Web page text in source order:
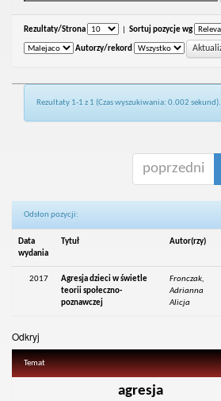
Rezultaty/Strona Sortuj pozycje wg
Autorzy/rekord
Rezultaty 1-1 z 1 (Czas wyszukiwania: 0.002 sekund).
poprzedni
Odsłon pozycji:
Data
wydania
Tytuł Autor(rzy)
2017
Agresja dzieci w świetle
teorii społeczno-
poznawczej
Fronczak,
Adrianna
Alicja
Odkryj
Temat
agresja